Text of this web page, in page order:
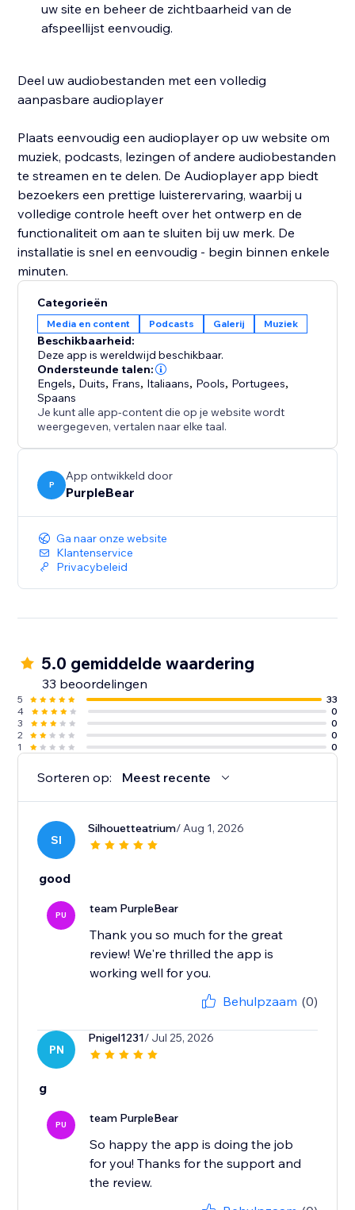
uw site en beheer de zichtbaarheid van de
afspeellijst eenvoudig.
Deel uw audiobestanden met een volledig
aanpasbare audioplayer
Plaats eenvoudig een audioplayer op uw website om
muziek, podcasts, lezingen of andere audiobestanden
te streamen en te delen. De Audioplayer app biedt
bezoekers een prettige luisterervaring, waarbij u
volledige controle heeft over het ontwerp en de
functionaliteit om aan te sluiten bij uw merk. De
installatie is snel en eenvoudig - begin binnen enkele
minuten.
Categorieën
Media en content Podcasts Galerij Muziek
Beschikbaarheid:
Deze app is wereldwijd beschikbaar.
Ondersteunde talen:
Engels, Duits, Frans, Italiaans, Pools, Portugees,
Spaans
Je kunt alle app-content die op je website wordt
weergegeven, vertalen naar elke taal.
P
App ontwikkeld door
PurpleBear
Ga naar onze website
Klantenservice
Privacybeleid
5.0 gemiddelde waardering
33 beoordelingen
5
33
4
0
3
0
2
0
1
0
Sorteren op: Meest recente
SI
Silhouetteatrium/ Aug 1, 2026
good
PU team PurpleBear
Thank you so much for the great
review! We're thrilled the app is
working well for you.
Behulpzaam (0)
PN
Pnigel1231/ Jul 25, 2026
g
PU team PurpleBear
So happy the app is doing the job
for you! Thanks for the support and
the review.